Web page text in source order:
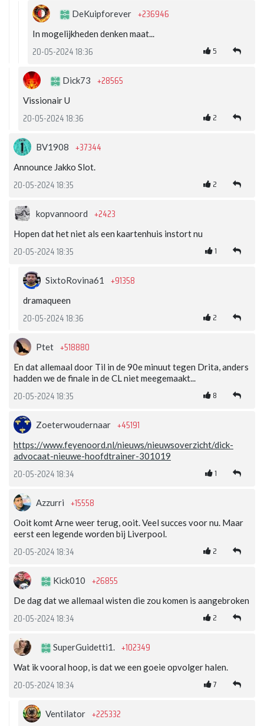
DeKuipforever +236946
In mogelijkheden denken maat...
20-05-2024 18:36 5
Dick73 +28565
Vissionair U
20-05-2024 18:36 2
BV1908 +37344
Announce Jakko Slot.
20-05-2024 18:35 2
kopvannoord +2423
Hopen dat het niet als een kaartenhuis instort nu
20-05-2024 18:35 1
SixtoRovina61 +91358
dramaqueen
20-05-2024 18:36 2
Ptet +518880
En dat allemaal door Til in de 90e minuut tegen Drita, anders
hadden we de finale in de CL niet meegemaakt...
20-05-2024 18:35 8
Zoeterwoudernaar +45191
https://www.feyenoord.nl/nieuws/nieuwsoverzicht/dick-
advocaat-nieuwe-hoofdtrainer-301019
20-05-2024 18:34 1
Azzurri +15558
Ooit komt Arne weer terug, ooit. Veel succes voor nu. Maar
eerst een legende worden bij Liverpool.
20-05-2024 18:34 2
Kick010 +26855
De dag dat we allemaal wisten die zou komen is aangebroken
20-05-2024 18:34 2
SuperGuidetti1. +102349
Wat ik vooral hoop, is dat we een goeie opvolger halen.
20-05-2024 18:34 7
Ventilator +225332